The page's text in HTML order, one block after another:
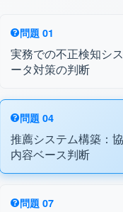
問題 01
実務での不正検知シ
ータ対策の判断
問題 04
推薦システム構築：
内容ベース判断
問題 07